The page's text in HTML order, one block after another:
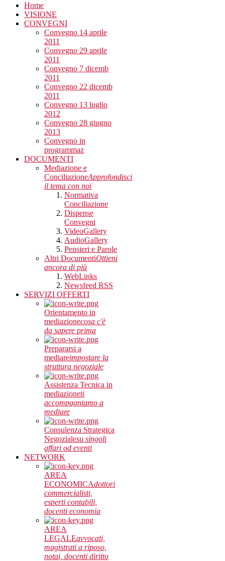
Home
VISIONE
CONVEGNI
Convegno 14 aprile
2011
Convegno 29 aprile
2011
Convegno 7 dicemb
2011
Convegno 22 dicemb
2011
Convegno 13 luglio
2012
Convegno 28 giugno
2013
Convegno in
programmaz
DOCUMENTI
Mediazione e
ConciliazioneApprofondisci
il tema con noi
Normativa
Conciliazione
Dispense
Convegni
VideoGallery
AudioGallery
Pensieri e Parole
Altri DocumentiOttieni
ancora di più
WebLinks
Newsfeed RSS
SERVIZI OFFERTI
Orientamento in
mediazionecosa c'è
da sapere prima
Prepararsi a
mediareimpostare la
struttura negoziale
Assistenza Tecnica in
mediazioneti
accompagniamo a
mediare
Consulenza Strategica
Negozialesu singoli
affari od eventi
NETWORK
AREA
ECONOMICAdottori
commercialisti,
esperti contabili,
docenti economia
AREA
LEGALEavvocati,
magistrati a riposo,
notai, docenti diritto